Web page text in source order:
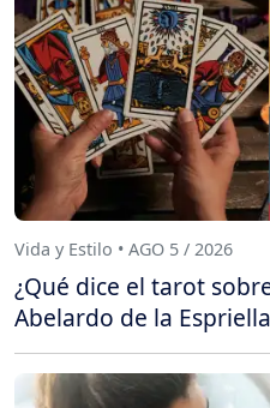
Vida y Estilo • AGO 5 / 2026
¿Qué dice el tarot
Abelardo de la